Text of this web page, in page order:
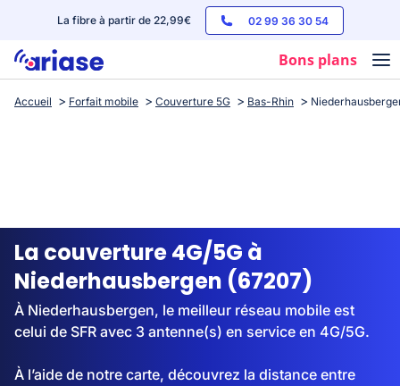
La fibre à partir de 22,99€ 02 99 36 30 54
Bons plans
Box internet
Streaming
Accueil Forfait mobile Couverture 5G Bas-Rhin
La couverture 4G/5G à
Niederhausbergen (67207)
À Niederhausbergen, le meilleur réseau mobile est
celui de SFR avec 3 antenne(s) en service en 4G/5G.
À l’aide de notre carte, découvrez la distance entre